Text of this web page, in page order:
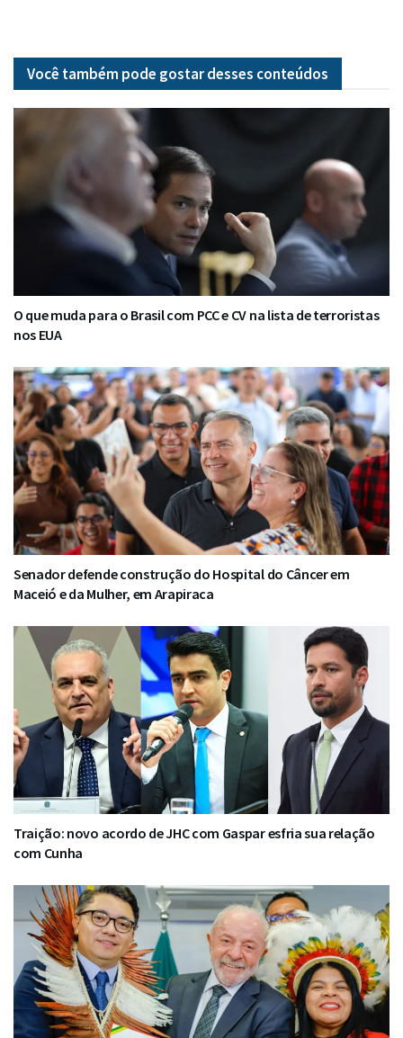
Você também pode gostar desses conteúdos
O que muda para o Brasil com PCC e CV na lista de terroristas
nos EUA
Senador defende construção do Hospital do Câncer em
Maceió e da Mulher, em Arapiraca
Traição: novo acordo de JHC com Gaspar esfria sua relação
com Cunha